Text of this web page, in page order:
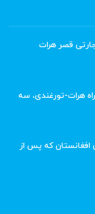
قصر هرات
هرات-تورغندی، سه
افغانستان که پس از